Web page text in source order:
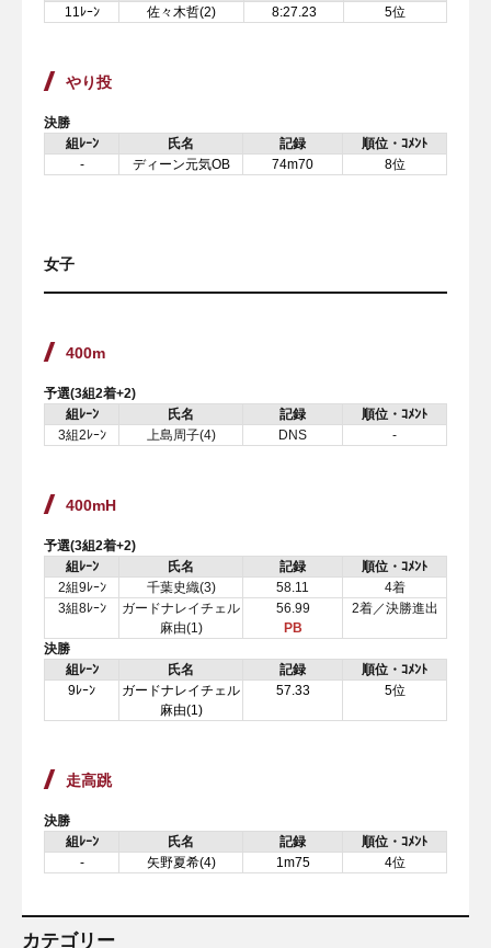
11ﾚｰﾝ 佐々木哲(2) 8:27.23 5位
やり投
決勝
組ﾚｰﾝ
氏名 記録
順位・ｺﾒﾝﾄ
-
ディーン元気OB 74m70 8位
女子
400m
予選(3組2着+2)
組ﾚｰﾝ
氏名 記録
順位・ｺﾒﾝﾄ
3組2ﾚｰﾝ
上島周子(4) DNS -
400mH
予選(3組2着+2)
組ﾚｰﾝ
氏名 記録
順位・ｺﾒﾝﾄ
2組9ﾚｰﾝ
千葉史織(3) 58.11
4着
3組8ﾚｰﾝ
ガードナレイチェル
麻由(1)
56.99
PB
2着／決勝進出
決勝
組ﾚｰﾝ
氏名 記録
順位・ｺﾒﾝﾄ
9ﾚｰﾝ
ガードナレイチェル
麻由(1)
57.33 5位
走高跳
決勝
組ﾚｰﾝ
氏名 記録
順位・ｺﾒﾝﾄ
-
矢野夏希(4) 1m75 4位
カテゴリー